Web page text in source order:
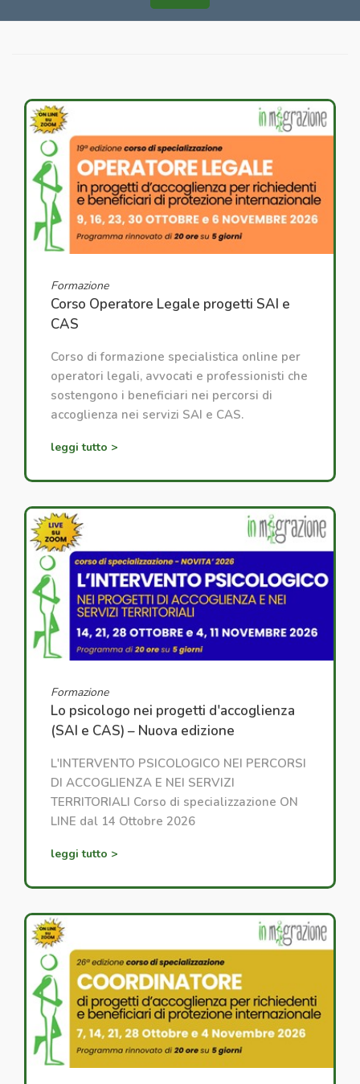
Formazione
Corso Operatore Legale progetti SAI e
CAS
Corso di formazione specialistica online per
operatori legali, avvocati e professionisti che
sostengono i beneficiari nei percorsi di
accoglienza nei servizi SAI e CAS.
leggi tutto >
Formazione
Lo psicologo nei progetti d'accoglienza
(SAI e CAS) – Nuova edizione
L'INTERVENTO PSICOLOGICO NEI PERCORSI
DI ACCOGLIENZA E NEI SERVIZI
TERRITORIALI Corso di specializzazione ON
LINE dal 14 Ottobre 2026
leggi tutto >